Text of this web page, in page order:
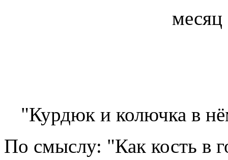
месяц
"Курдюк и колючка в
По смыслу: "Как кость в